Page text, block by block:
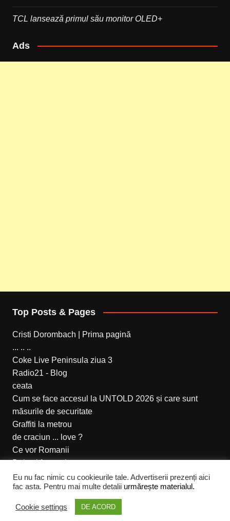
TCL lansează primul său monitor OLED+
Ads
Top Posts & Pages
Cristi Dorombach | Prima pagină
... .. ..
Coke Live Peninsula ziua 3
Radio21 - Blog
ceata
Cum se face accesul la UNTOLD 2026 și care sunt
măsurile de securitate
Graffiti la metrou
de craciun ... love ?
Ce vor Romanii
Doi cai frumosi
Cream Magazine pentru Cristi Dorombach
Eu nu fac nimic cu cookieurile tale. Advertiserii prezenți aici
fac asta. Pentru mai multe detalii urmărește materialul.
Cookie settings DE ACORD